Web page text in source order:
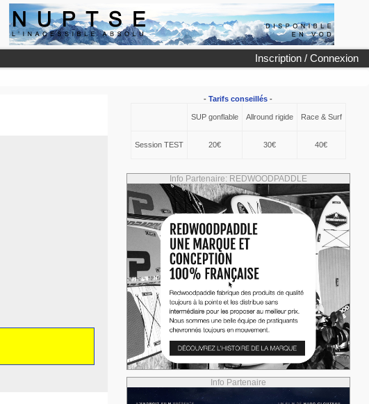
Inscription / Connexion
-Tarifs conseillés -
SUP gonflable Allround rigide Race & Surf
Session TEST 20€ 30€ 40€
Info Partenaire: REDWOODPADDLE
Info Partenaire